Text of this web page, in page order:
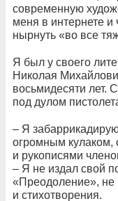
современную
меня в интернете и
нырнуть «во все
Я был у своего
Николая
восьмидесяти лет.
под дулом
– Я
огромным кулаком,
и рукописями
– Я не издал свой
«Преодоление», не
и стихотворения.